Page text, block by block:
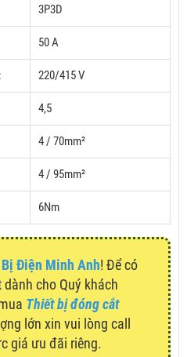
3P3D
50 A
220/415 V
4,5
4 / 70mm²
4 / 95mm²
6Nm
Điện Minh Anh! Để có
cho Quý khách
Thiết bị đóng cắt
lớn xin vui lòng call
giá ưu đãi riêng.